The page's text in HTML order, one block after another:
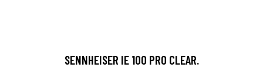
SENNHEISER IE 100 PRO CLEAR.